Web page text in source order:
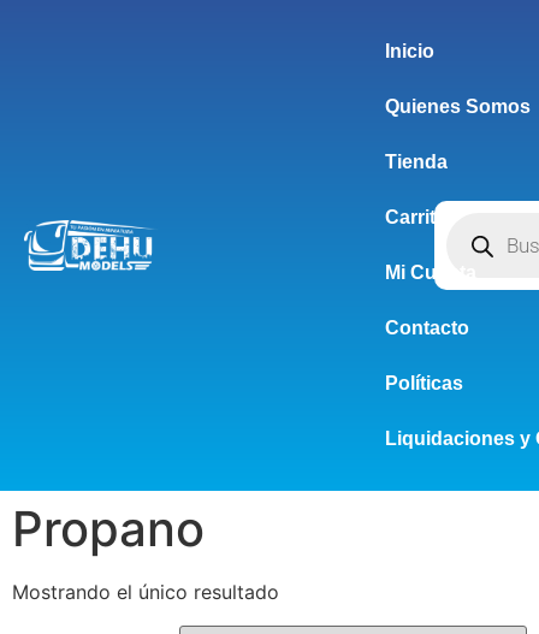
Inicio
Quienes Somos
Tienda
Carrito
Mi Cuenta
Contacto
Políticas
Liquidaciones y
Propano
Mostrando el único resultado